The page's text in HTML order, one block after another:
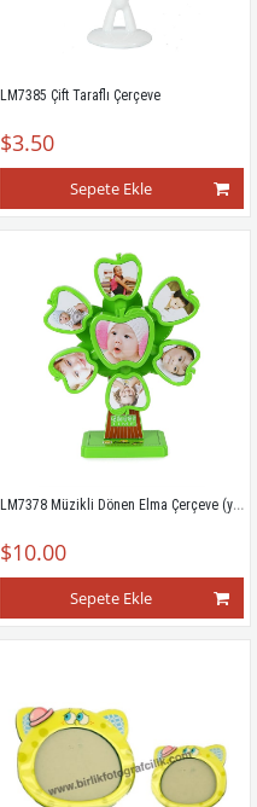
LM7385 Çift Taraflı Çerçeve
$3.50
Sepete Ekle
LM7378 Müzikli Dönen Elma Çerçeve (yeşil)
$10.00
Sepete Ekle